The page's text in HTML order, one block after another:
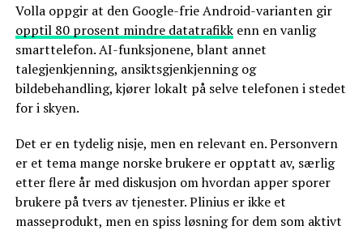
Volla oppgir at den Google-frie Android-varianten gir
opptil 80 prosent mindre datatrafikkenn en vanlig
smarttelefon. AI-funksjonene, blant annet
talegjenkjenning, ansiktsgjenkjenning og
bildebehandling, kjører lokalt på selve telefonen i stedet
for i skyen.
Det er en tydelig nisje, men en relevant en. Personvern
er et tema mange norske brukere er opptatt av, særlig
etter flere år med diskusjon om hvordan apper sporer
brukere på tvers av tjenester. Plinius er ikke et
masseprodukt, men en spiss løsning for dem som aktivt